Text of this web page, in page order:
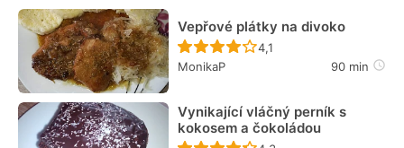
Vepřové plátky na divoko
Recept ještě nebyl
4,1
MonikaP
90 min
Vynikající vláčný perník s
kokosem a čokoládou